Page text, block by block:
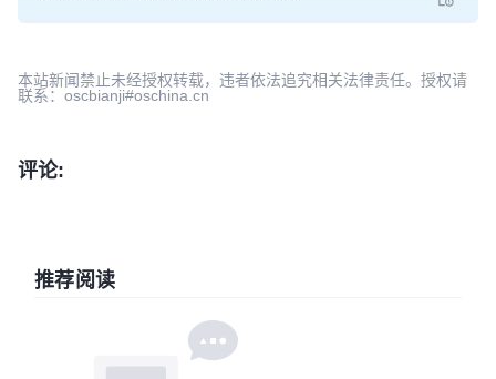
本站新闻禁止未经授权转载，违者依法追究相关法律责任。授权请
联系：oscbianji#oschina.cn
评论:
推荐阅读